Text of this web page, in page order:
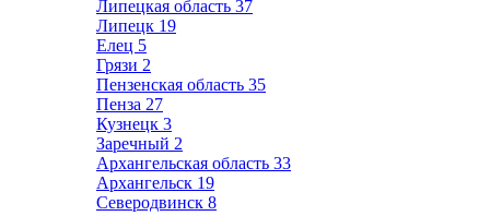
Липецкая область 37
Липецк 19
Елец 5
Грязи 2
Пензенская область 35
Пенза 27
Кузнецк 3
Заречный 2
Архангельская область 33
Архангельск 19
Северодвинск 8